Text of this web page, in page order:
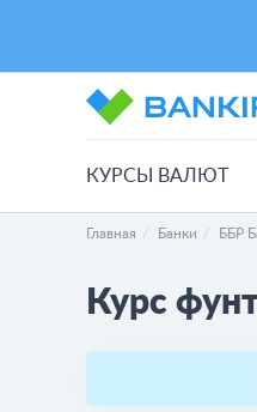
КУРСЫ ВАЛЮТ
Главная Банки ББР
Курс